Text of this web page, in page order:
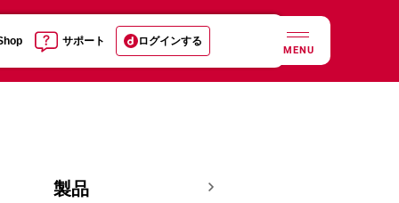
サポート ログインする
MENU
製品